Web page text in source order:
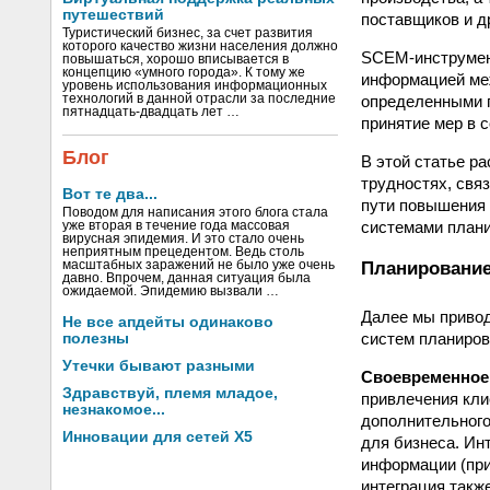
путешествий
Туристический бизнес, за счет развития
которого качество жизни населения должно
повышаться, хорошо вписывается в
концепцию «умного города». К тому же
уровень использования информационных
технологий в данной отрасли за последние
пятнадцать-двадцать лет …
Блог
Вот те два...
Поводом для написания этого блога стала
уже вторая в течение года массовая
вирусная эпидемия. И это стало очень
неприятным прецедентом. Ведь столь
масштабных заражений не было уже очень
давно. Впрочем, данная ситуация была
ожидаемой. Эпидемию вызвали …
Не все апдейты одинаково
полезны
Утечки бывают разными
Здравствуй, племя младое,
незнакомое...
Инновации для сетей X5
поставщиков и
SCEM-
информацией
определенными
принятие мер в
В этой статье
трудностях,
пути повышения
системами
Далее мы
систем
привлечения
для бизнеса.
информации
интеграция